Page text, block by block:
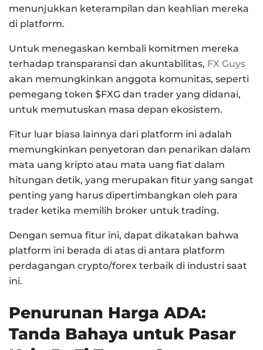
menunjukkan keterampilan dan keahlian mereka
di platform.
Untuk menegaskan kembali komitmen mereka
terhadap transparansi dan akuntabilitas, FX Guys
akan memungkinkan anggota komunitas, seperti
pemegang token $FXG dan trader yang didanai,
untuk memutuskan masa depan ekosistem.
Fitur luar biasa lainnya dari platform ini adalah
memungkinkan penyetoran dan penarikan dalam
mata uang kripto atau mata uang fiat dalam
hitungan detik, yang merupakan fitur yang sangat
penting yang harus dipertimbangkan oleh para
trader ketika memilih broker untuk trading.
Dengan semua fitur ini, dapat dikatakan bahwa
platform ini berada di atas di antara platform
perdagangan crypto/forex terbaik di industri saat
ini.
Penurunan Harga ADA:
Tanda Bahaya untuk Pasar